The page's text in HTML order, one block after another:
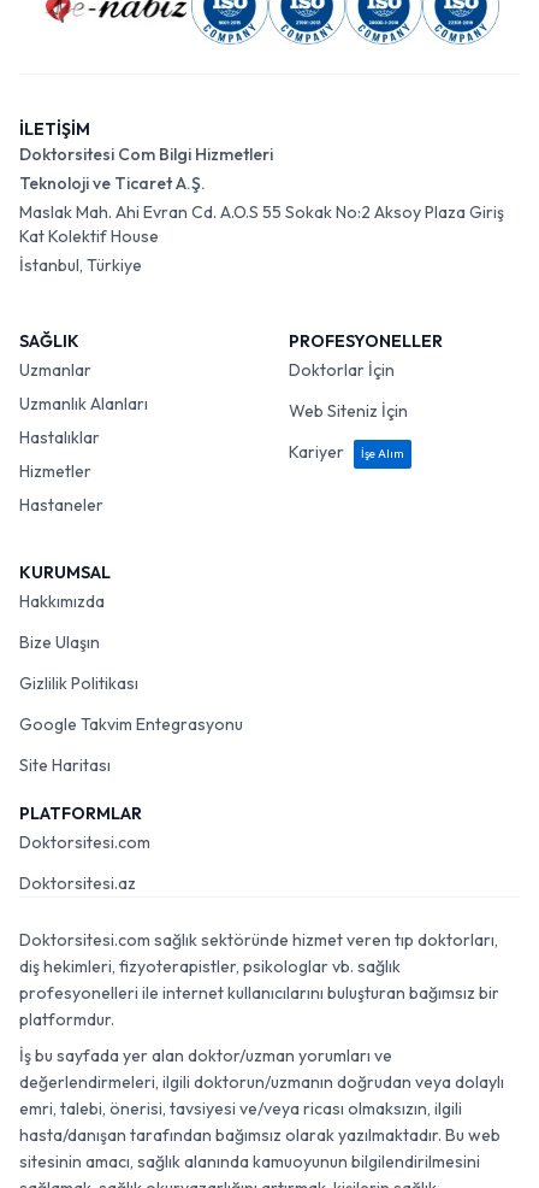
İLETİŞİM
Doktorsitesi Com Bilgi Hizmetleri
Teknoloji ve Ticaret A.Ş.
Maslak Mah. Ahi Evran Cd. A.O.S 55 Sokak No:2 Aksoy Plaza Giriş
Kat Kolektif House
İstanbul, Türkiye
SAĞLIK
Uzmanlar
Uzmanlık Alanları
Hastalıklar
Hizmetler
Hastaneler
PROFESYONELLER
Doktorlar İçin
Web Siteniz İçin
Kariyer
İşe Alım
KURUMSAL
Hakkımızda
Bize Ulaşın
Gizlilik Politikası
Google Takvim Entegrasyonu
Site Haritası
PLATFORMLAR
Doktorsitesi.com
Doktorsitesi.az
Doktorsitesi.com sağlık sektöründe hizmet veren tıp doktorları,
diş hekimleri, fizyoterapistler, psikologlar vb. sağlık
profesyonelleri ile internet kullanıcılarını buluşturan bağımsız bir
platformdur.
İş bu sayfada yer alan doktor/uzman yorumları ve
değerlendirmeleri, ilgili doktorun/uzmanın doğrudan veya dolaylı
emri, talebi, önerisi, tavsiyesi ve/veya ricası olmaksızın, ilgili
hasta/danışan tarafından bağımsız olarak yazılmaktadır. Bu web
sitesinin amacı, sağlık alanında kamuoyunun bilgilendirilmesini